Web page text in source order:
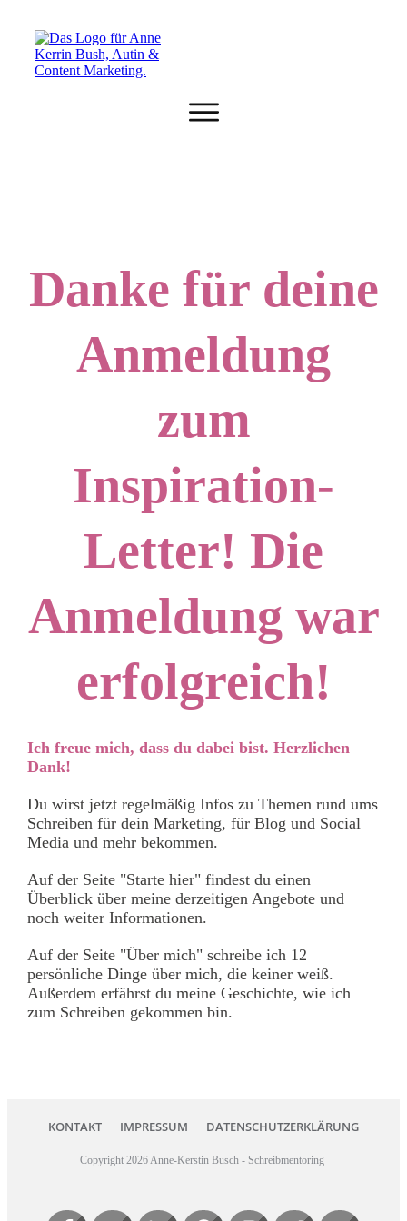
Textberatung
Kurse
0 € Angebote
Shop
Blog
Wecke den kreativen Funken in dir!
Danke für deine
Anmeldung
zum
Inspiration-
Letter! Die
Anmeldung war
erfolgreich!
Ich freue mich, dass du dabei bist. Herzlichen
Dank!
Du wirst jetzt regelmäßig Infos zu Themen rund ums
Schreiben für dein Marketing, für Blog und Social
Media und mehr bekommen.
Auf der Seite "Starte hier" findest du einen
Überblick über meine derzeitigen Angebote und
noch weiter Informationen.
Auf der Seite "Über mich" schreibe ich 12
persönliche Dinge über mich, die keiner weiß.
Außerdem erfährst du meine Geschichte, wie ich
zum Schreiben gekommen bin.
KONTAKT IMPRESSUM DATENSCHUTZERKLÄRUNG
Copyright 2026 Anne-Kerstin Busch - Schreibmentoring